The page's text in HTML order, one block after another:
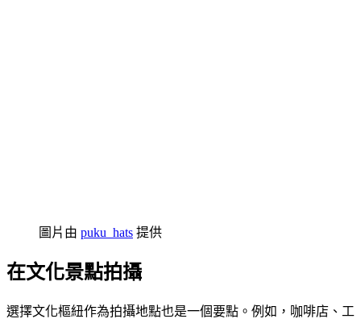
圖片由 puku_hats 提供
在文化景點拍攝
選擇文化樞紐作為拍攝地點也是一個要點。例如，咖啡店、工